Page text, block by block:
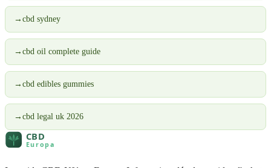
→ cbd sydney
→ cbd oil complete guide
→ cbd edibles gummies
→ cbd legal uk 2026